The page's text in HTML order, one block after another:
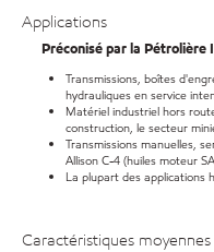
Applications
Préconisé par la Pétrolière
Transmissions, boîtes
hydrauliques en service
Matériel industriel hors
construction, le secteur
Transmissions manuelles,
Allison C-4 (huiles moteur
La plupart des applications
Caractéristiques